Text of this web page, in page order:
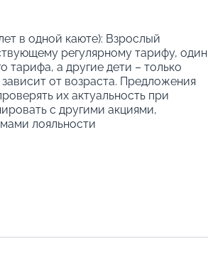
в одной каюте): Взрослый
регулярному тарифу, один
тарифа, а другие дети – только
от возраста. Предложения
их актуальность при
с другими акциями,
лояльности